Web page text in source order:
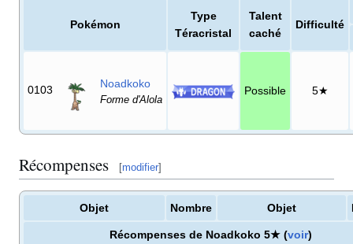
Pokémon
Type
Téracristal
Talent
caché
Difficulté
0103 Noadkoko
Forme d'Alola
Possible 5★
Récompenses [modifier]
Objet Nombre Objet
Récompenses de Noadkoko 5★ (voir)